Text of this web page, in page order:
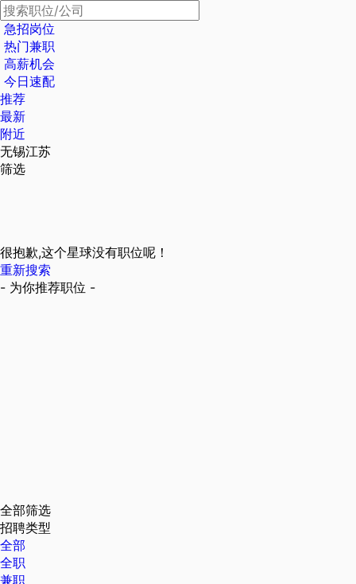
急招岗位
热门兼职
高薪机会
今日速配
推荐
最新
附近
无锡江苏
筛选
很抱歉,这个星球没有职位呢！
重新搜索
- 为你推荐职位 -
全部筛选
招聘类型
全部
全职
兼职